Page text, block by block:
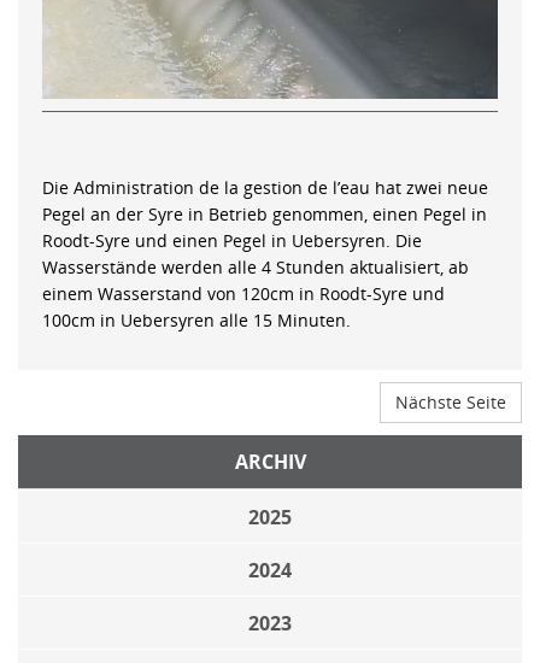
Die Administration de la gestion de l’eau hat zwei neue
Pegel an der Syre in Betrieb genommen, einen Pegel in
Roodt-Syre und einen Pegel in Uebersyren. Die
Wasserstände werden alle 4 Stunden aktualisiert, ab
einem Wasserstand von 120cm in Roodt-Syre und
100cm in Uebersyren alle 15 Minuten.
Nächste Seite
ARCHIV
2025
2024
2023